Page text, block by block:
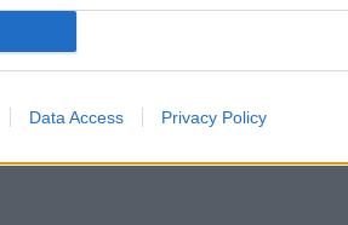
Data Access Privacy Policy